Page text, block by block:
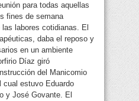
para todas aquellas
fines de semana
labores cotidianas. El
daba el reposo y
en un ambiente
Díaz giró
del Manicomio
cual estuvo Eduardo
y José Govante. El